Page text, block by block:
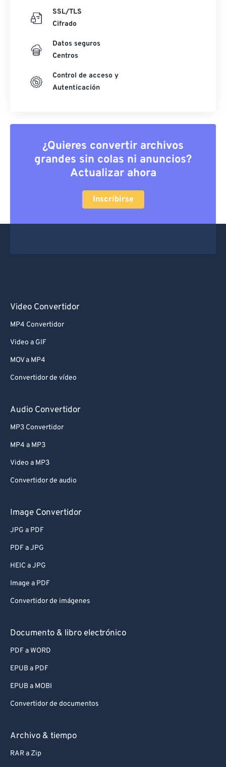
SSL/TLS
Cifrado
Datos seguros
Centros
Control de acceso y
Autenticación
¿Quieres convertir archivos
grandes sin colas ni anuncios?
Actualizar ahora
Inscribirse
Video Convertidor
MP4 Convertidor
Video a GIF
MOV a MP4
Convertidor de vídeo
Audio Convertidor
MP3 Convertidor
MP4 a MP3
Video a MP3
Convertidor de audio
Image Convertidor
JPG a PDF
PDF a JPG
HEIC a JPG
Image a PDF
Convertidor de imágenes
Documento & libro electrónico
PDF a WORD
EPUB a PDF
EPUB a MOBI
Convertidor de documentos
Archivo & tiempo
RAR a Zip